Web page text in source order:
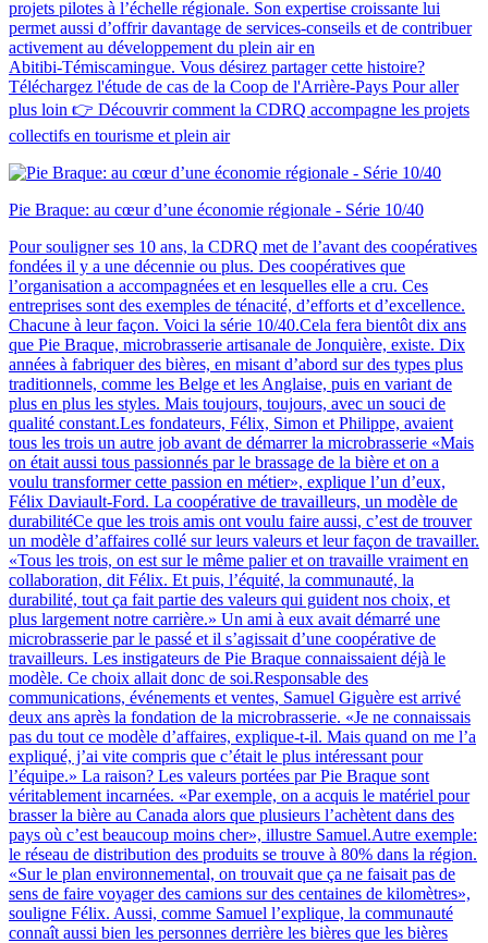
projets pilotes à l’échelle régionale. Son expertise croissante lui
permet aussi d’offrir davantage de services‑conseils et de contribuer
activement au développement du plein air en
Abitibi‑Témiscamingue. Vous désirez partager cette histoire?
Téléchargez l'étude de cas de la Coop de l'Arrière-Pays Pour aller
plus loin 👉 Découvrir comment la CDRQ accompagne les projets
collectifs en tourisme et plein air
Pie Braque: au cœur d’une économie régionale - Série 10/40
Pour souligner ses 10 ans, la CDRQ met de l’avant des coopératives
fondées il y a une décennie ou plus. Des coopératives que
l’organisation a accompagnées et en lesquelles elle a cru. Ces
entreprises sont des exemples de ténacité, d’efforts et d’excellence.
Chacune à leur façon. Voici la série 10/40.Cela fera bientôt dix ans
que Pie Braque, microbrasserie artisanale de Jonquière, existe. Dix
années à fabriquer des bières, en misant d’abord sur des types plus
traditionnels, comme les Belge et les Anglaise, puis en variant de
plus en plus les styles. Mais toujours, toujours, avec un souci de
qualité constant.Les fondateurs, Félix, Simon et Philippe, avaient
tous les trois un autre job avant de démarrer la microbrasserie «Mais
on était aussi tous passionnés par le brassage de la bière et on a
voulu transformer cette passion en métier», explique l’un d’eux,
Félix Daviault-Ford. La coopérative de travailleurs, un modèle de
durabilitéCe que les trois amis ont voulu faire aussi, c’est de trouver
un modèle d’affaires collé sur leurs valeurs et leur façon de travailler.
«Tous les trois, on est sur le même palier et on travaille vraiment en
collaboration, dit Félix. Et puis, l’équité, la communauté, la
durabilité, tout ça fait partie des valeurs qui guident nos choix, et
plus largement notre carrière.» Un ami à eux avait démarré une
microbrasserie par le passé et il s’agissait d’une coopérative de
travailleurs. Les instigateurs de Pie Braque connaissaient déjà le
modèle. Ce choix allait donc de soi.Responsable des
communications, événements et ventes, Samuel Giguère est arrivé
deux ans après la fondation de la microbrasserie. «Je ne connaissais
pas du tout ce modèle d’affaires, explique-t-il. Mais quand on me l’a
expliqué, j’ai vite compris que c’était le plus intéressant pour
l’équipe.» La raison? Les valeurs portées par Pie Braque sont
véritablement incarnées. «Par exemple, on a acquis le matériel pour
brasser la bière au Canada alors que plusieurs l’achètent dans des
pays où c’est beaucoup moins cher», illustre Samuel.Autre exemple:
le réseau de distribution des produits se trouve à 80% dans la région.
«Sur le plan environnemental, on trouvait que ça ne faisait pas de
sens de faire voyager des camions sur des centaines de kilomètres»,
souligne Félix. Aussi, comme Samuel l’explique, la communauté
connaît aussi bien les personnes derrière les bières que les bières